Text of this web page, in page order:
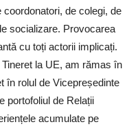
de colegi, de
socializare. Provocarea
cu toți actorii implicați.
la UE, am rămas în
în rolul de Vicepreședinte
portofoliul de Relații
acumulate pe